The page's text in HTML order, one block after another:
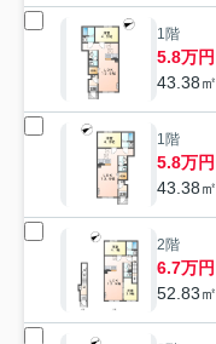
1階
5.8万円
43.38㎡
1階
5.8万円
43.38㎡
2階
6.7万円
52.83㎡